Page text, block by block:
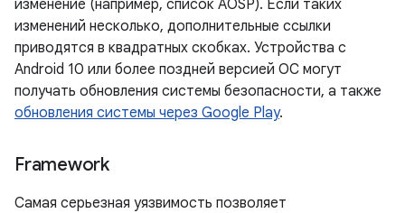
изменение (например, список AOSP). Если таких
изменений несколько, дополнительные ссылки
приводятся в квадратных скобках. Устройства с
Android 10 или более поздней версией ОС могут
получать обновления системы безопасности, а также
обновления системы через Google Play.
Framework
Самая серьезная уязвимость позволяет